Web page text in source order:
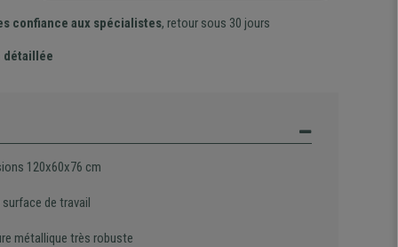
confiance aux spécialistes, retour sous 30 jours
détaillée
120x60x76 cm
surface de travail
métallique très robuste